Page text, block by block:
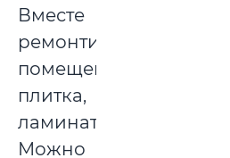
Вместе
ремонтируем
помещения:
плитка,
ламинат…
Можно